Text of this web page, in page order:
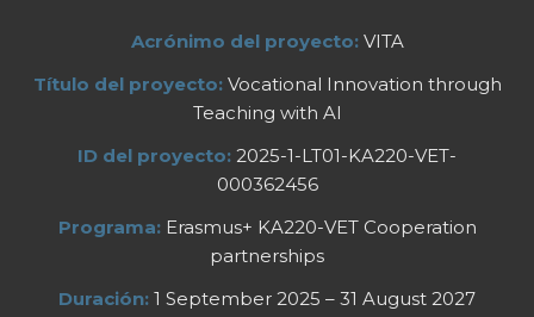
Acrónimo del proyecto:VITA
Título del proyecto:Vocational Innovation through
Teaching with AI
ID del proyecto: 2025-1-LT01-KA220-VET-
000362456
Programa:Erasmus+ KA220-VET Cooperation
partnerships
Duración: 1 September 2025 – 31 August 2027